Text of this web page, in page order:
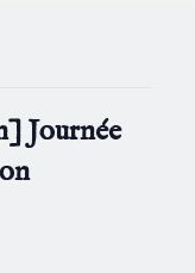
Journée